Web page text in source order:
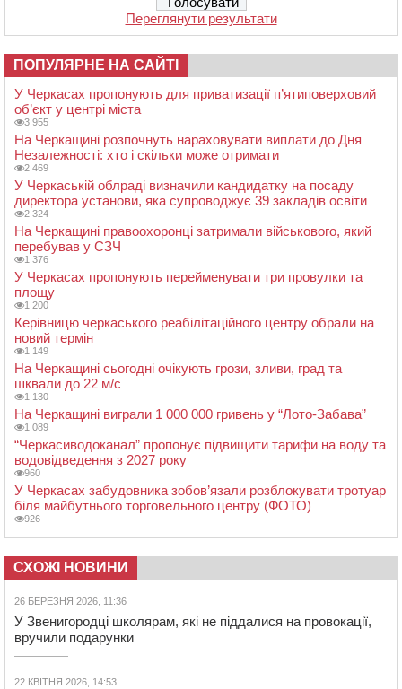
Переглянути результати
ПОПУЛЯРНЕ НА САЙТІ
У Черкасах пропонують для приватизації п’ятиповерховий
об’єкт у центрі міста
3 955
На Черкащині розпочнуть нараховувати виплати до Дня
Незалежності: хто і скільки може отримати
2 469
У Черкаській облраді визначили кандидатку на посаду
директора установи, яка супроводжує 39 закладів освіти
2 324
На Черкащині правоохоронці затримали військового, який
перебував у СЗЧ
1 376
У Черкасах пропонують перейменувати три провулки та
площу
1 200
Керівницю черкаського реабілітаційного центру обрали на
новий термін
1 149
На Черкащині сьогодні очікують грози, зливи, град та
шквали до 22 м/с
1 130
На Черкащині виграли 1 000 000 гривень у “Лото-Забава”
1 089
“Черкасиводоканал” пропонує підвищити тарифи на воду та
водовідведення з 2027 року
960
У Черкасах забудовника зобов’язали розблокувати тротуар
біля майбутнього торговельного центру (ФОТО)
926
СХОЖІ НОВИНИ
26 БЕРЕЗНЯ 2026, 11:36
У Звенигородці школярам, які не піддалися на провокації,
вручили подарунки
22 КВІТНЯ 2026, 14:53